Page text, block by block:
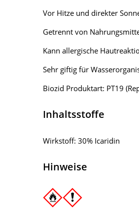
Vor Hitze und direkter
Getrennt von
Kann allergische
Sehr giftig für
Biozid Produktart: PT19
Inhaltsstoffe
Wirkstoff: 30% Icaridin
Hinweise